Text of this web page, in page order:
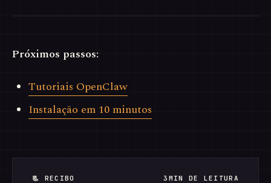
Próximos passos:
Tutoriais OpenClaw
Instalação em 10 minutos
📃 RECIBO 3MIN DE LEITURA